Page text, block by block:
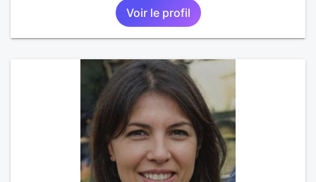
Voir le profil